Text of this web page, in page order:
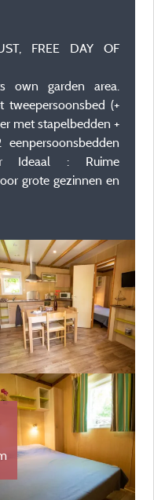
FREE DAY OF
own garden area.
tweepersoonsbed (+
met stapelbedden +
Ideaal : Ruime
grote gezinnen en